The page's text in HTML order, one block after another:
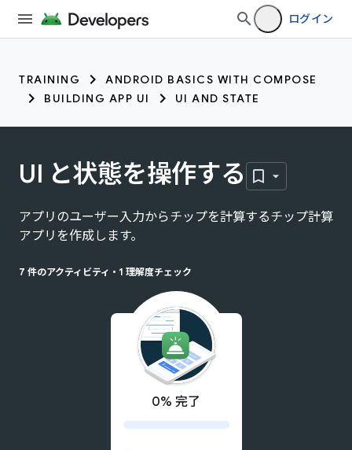
ログイン
TRAINING
ANDROID BASICS WITH COMPOSE
BUILDING APP UI
UI AND STATE
UI と状態を操作する
アプリのユーザー入力からチップを計算するチップ計算
アプリを作成します。
7 件のアクティビティ • 1 理解度チェック
0% 完了